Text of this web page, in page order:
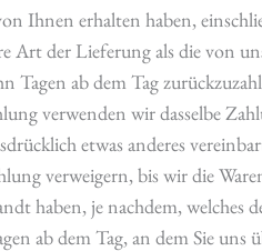
Ihnen erhalten haben,
Art der Lieferung als die von
Tagen ab dem Tag
verwenden wir dasselbe
etwas anderes
verweigern, bis wir die
haben, je nachdem,
ab dem Tag, an dem Sie uns